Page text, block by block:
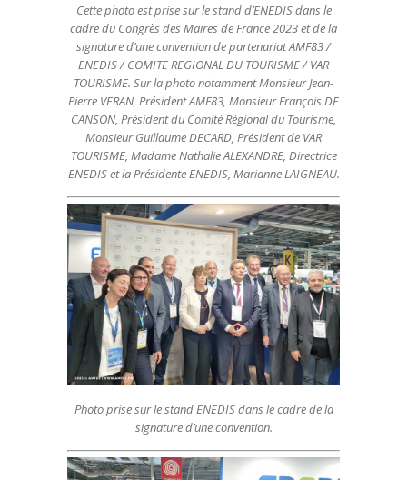
Cette photo est prise sur le stand d’ENEDIS dans le
cadre du Congrès des Maires de France 2023 et de la
signature d’une convention de partenariat AMF83 /
ENEDIS / COMITE REGIONAL DU TOURISME / VAR
TOURISME. Sur la photo notamment Monsieur Jean-
Pierre VERAN, Président AMF83, Monsieur François DE
CANSON, Président du Comité Régional du Tourisme,
Monsieur Guillaume DECARD, Président de VAR
TOURISME, Madame Nathalie ALEXANDRE, Directrice
ENEDIS et la Présidente ENEDIS, Marianne LAIGNEAU.
Photo prise sur le stand ENEDIS dans le cadre de la
signature d’une convention.